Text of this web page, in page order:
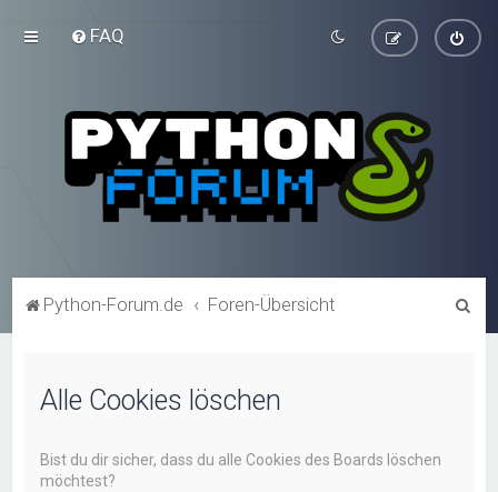
FAQ
Python-Forum.de Foren-Übersicht
Alle Cookies löschen
Bist du dir sicher, dass du alle Cookies des Boards löschen
möchtest?